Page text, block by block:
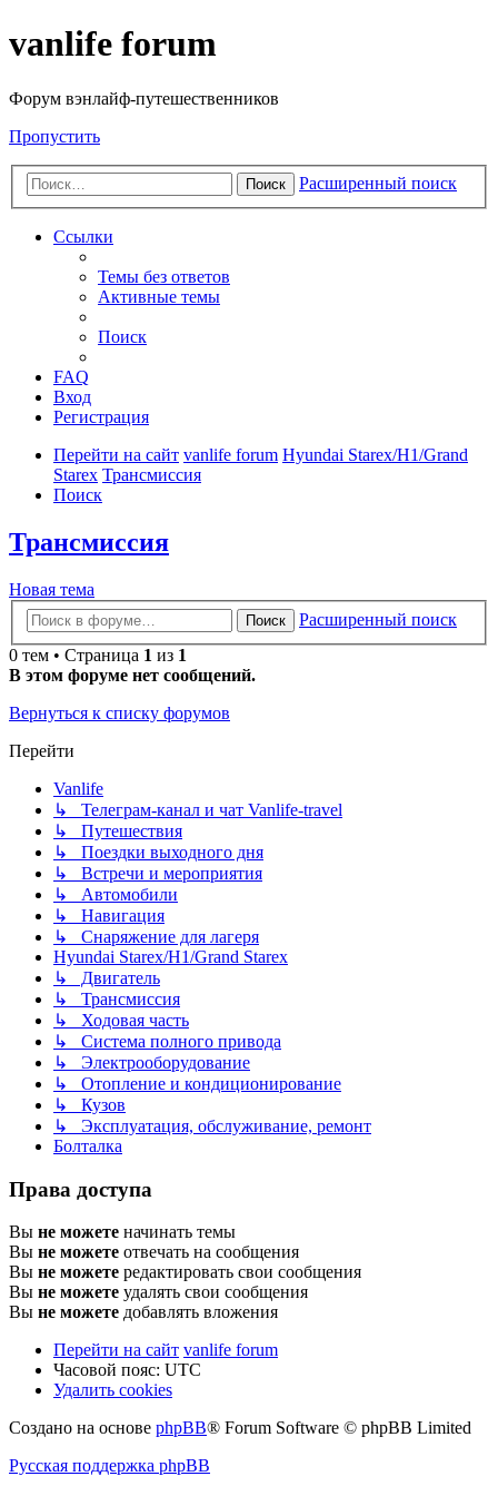
vanlife forum
Форум вэнлайф-путешественников
Пропустить
Поиск Расширенный поиск
Ссылки
Темы без ответов
Активные темы
Поиск
FAQ
Вход
Регистрация
Перейти на сайт vanlife forum Hyundai Starex/H1/Grand
Starex Трансмиссия
Поиск
Трансмиссия
Новая тема
Поиск
Расширенный поиск
0 тем • Страница 1 из 1
В этом форуме нет сообщений.
Вернуться к списку форумов
Перейти
Vanlife
↳ Телеграм-канал и чат Vanlife-travel
↳ Путешествия
↳ Поездки выходного дня
↳ Встречи и мероприятия
↳ Автомобили
↳ Навигация
↳ Снаряжение для лагеря
Hyundai Starex/H1/Grand Starex
↳ Двигатель
↳ Трансмиссия
↳ Ходовая часть
↳ Система полного привода
↳ Электрооборудование
↳ Отопление и кондиционирование
↳ Кузов
↳ Эксплуатация, обслуживание, ремонт
Болталка
Права доступа
Вы не можете начинать темы
Вы не можете отвечать на сообщения
Вы не можете редактировать свои сообщения
Вы не можете удалять свои сообщения
Вы не можете добавлять вложения
Перейти на сайт vanlife forum
Часовой пояс: UTC
Удалить cookies
Создано на основе phpBB® Forum Software © phpBB Limited
Русская поддержка phpBB